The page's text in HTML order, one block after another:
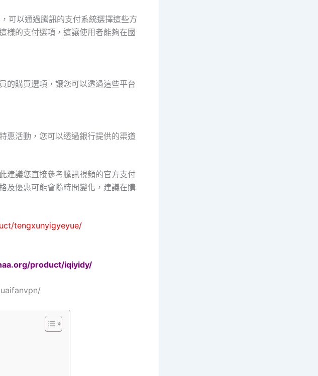
可以通過騰訊的支付系統選擇這些方
樣的支付選項，這讓使用者能夠在國
的購買選項，讓您可以透過這些平台
惠活動，您可以透過銀行提供的渠道
建議您直接參考騰訊視頻的官方支付
及優惠可能會隨時間變化，建議在購
tengxunyigyeyue/
product/iqiyidy/